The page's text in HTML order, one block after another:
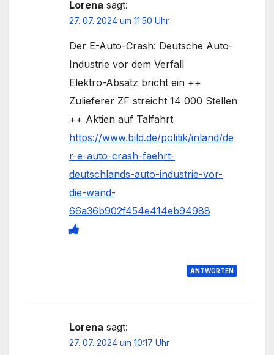
Lorena sagt:
27. 07. 2024 um 11:50 Uhr
Der E-Auto-Crash: Deutsche Auto-
Industrie vor dem Verfall
Elektro-Absatz bricht ein ++
Zulieferer ZF streicht 14 000 Stellen
++ Aktien auf Talfahrt
https://www.bild.de/politik/inland/de
r-e-auto-crash-faehrt-
deutschlands-auto-industrie-vor-
die-wand-
66a36b902f454e414eb94988
ANTWORTEN
Lorena sagt:
27. 07. 2024 um 10:17 Uhr